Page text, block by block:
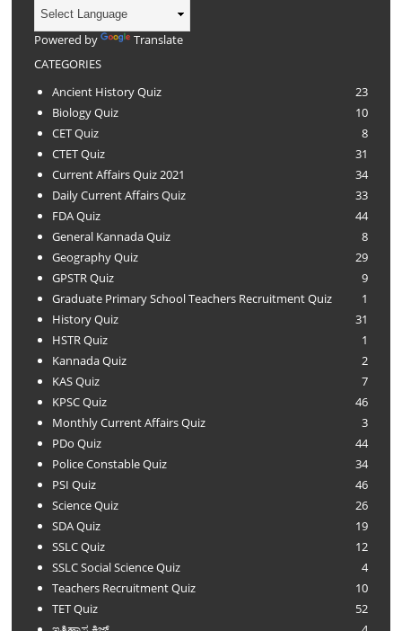
Powered by
Translate
CATEGORIES
Ancient History Quiz
23
Biology Quiz
10
CET Quiz
8
CTET Quiz
31
Current Affairs Quiz 2021
34
Daily Current Affairs Quiz
33
FDA Quiz
44
General Kannada Quiz
8
Geography Quiz
29
GPSTR Quiz
9
Graduate Primary School Teachers Recruitment Quiz
1
History Quiz
31
HSTR Quiz
1
Kannada Quiz
2
KAS Quiz
7
KPSC Quiz
46
Monthly Current Affairs Quiz
3
PDo Quiz
44
Police Constable Quiz
34
PSI Quiz
46
Science Quiz
26
SDA Quiz
19
SSLC Quiz
12
SSLC Social Science Quiz
4
Teachers Recruitment Quiz
10
TET Quiz
52